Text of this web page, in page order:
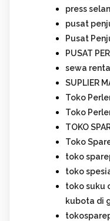
press
pusat
Pusat
PUSAT
sewa
SUPLIER
Toko
Toko
TOKO
Toko
toko
toko
toko suku
kubota di